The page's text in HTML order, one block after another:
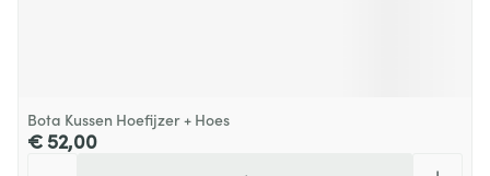
Bota Kussen Hoefijzer + Hoes
€ 52,00